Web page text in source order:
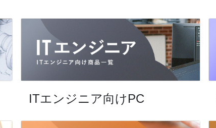
ITエンジニア向けPC